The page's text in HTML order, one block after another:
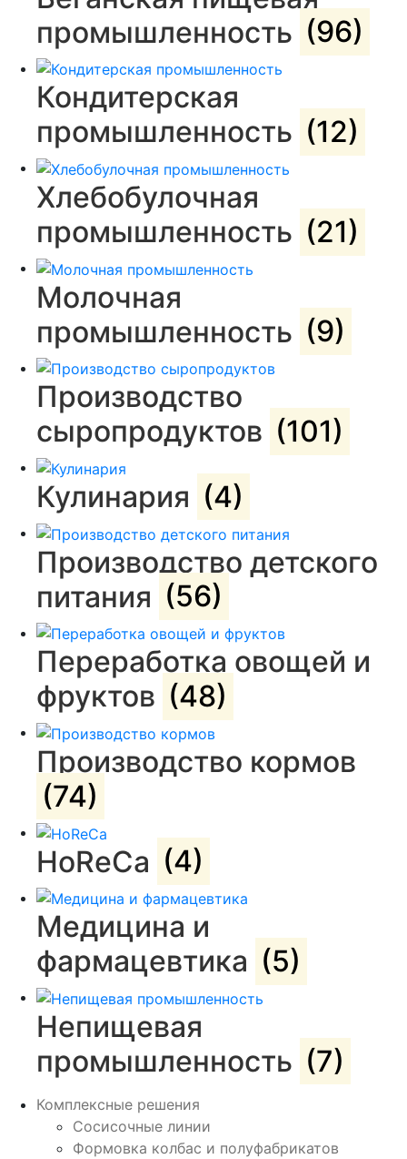
промышленность (96)
Кондитерская
промышленность (12)
Хлебобулочная
промышленность (21)
Молочная
промышленность (9)
Производство
сыропродуктов (101)
Кулинария (4)
Производство детского
питания (56)
Переработка овощей и
фруктов (48)
Производство кормов
(74)
HoReCa (4)
Медицина и
фармацевтика (5)
Непищевая
промышленность (7)
Комплексные решения
Сосисочные линии
Формовка колбас и полуфабрикатов